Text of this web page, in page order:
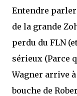
Entendre
de la grande
perdu du FLN
sérieux (Parce
Wagner arrive
bouche de